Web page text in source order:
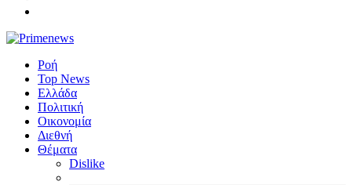
Ροή
Top News
Ελλάδα
Πολιτική
Οικονομία
Διεθνή
Θέματα
Dislike